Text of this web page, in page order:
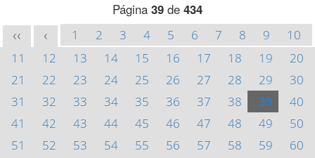
Página 39 de 434
<< < 1 2 3 4 5 6 7 8 9
10
11
12 13 14 15 16 17 18 19
20
21
22 23 24 25 26 27 28 29
30
31
32 33 34 35 36 37 38 39
40
41
42 43 44 45 46 47 48 49
50
51
52 53 54 55 56 57 58 59
60